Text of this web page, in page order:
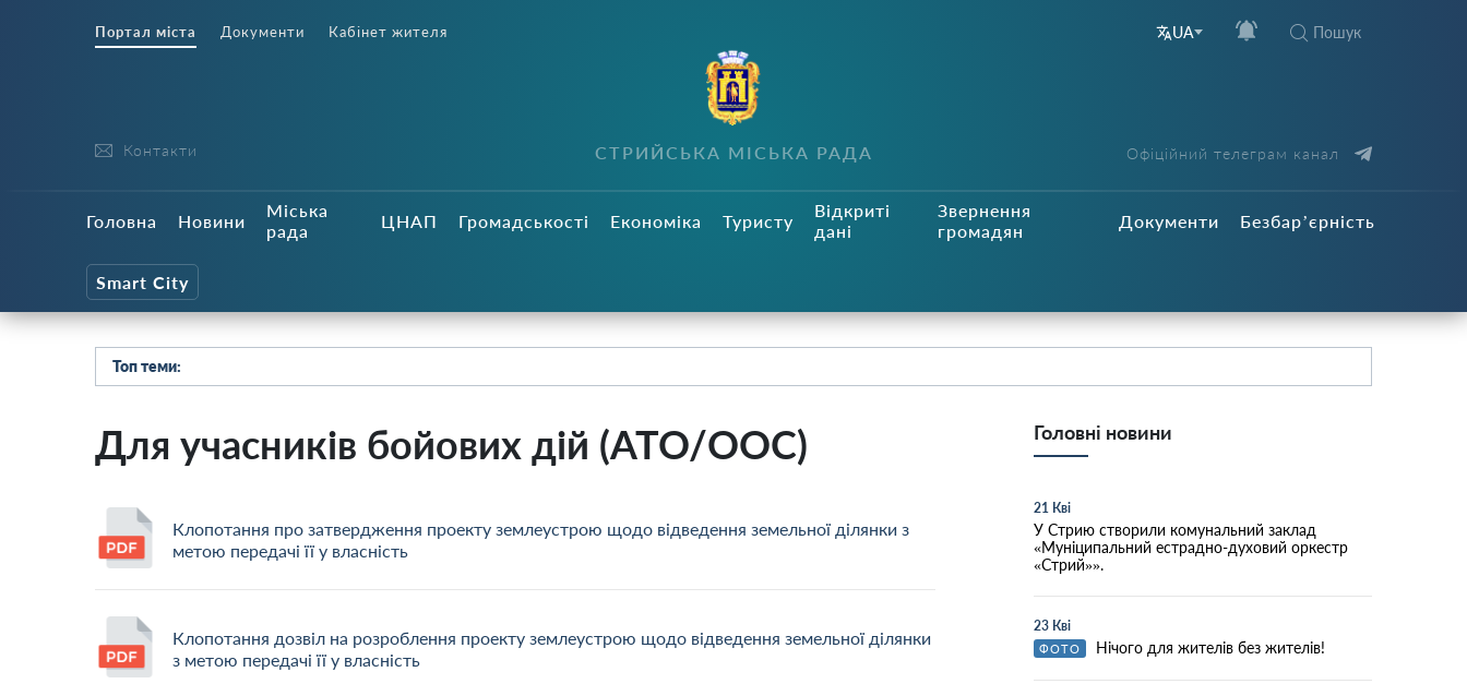
Портал міста Документи Кабінет жителя UA Пошук
Контакти СТРИЙСЬКА МІСЬКА РАДА Офіційний телеграм канал
Головна Новини
Міська
рада
ЦНАП Громадськості Економіка Туристу
Відкриті
дані
Звернення
громадян
Документи Безбар’єрність
Smart City
Топ теми:
Для учасників бойових дій (АТО/ООС)
Клопотання про затвердження проекту землеустрою щодо відведення земельної ділянки з
метою передачі її у власність
Клопотання дозвіл на розроблення проекту землеустрою щодо відведення земельної ділянки
з метою передачі її у власність
Головні новини
21 Кві
У Стрию створили комунальний заклад
«Муніципальний естрадно-духовий оркестр
«Стрий»».
23 Кві
ФОТО Нічого для жителів без жителів!